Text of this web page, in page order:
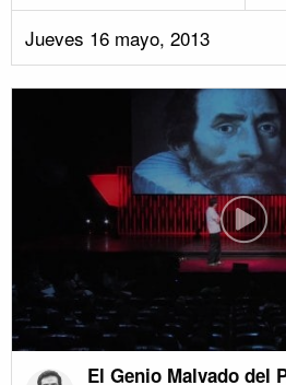
Jueves 16 mayo, 2013
El Genio Malvado del